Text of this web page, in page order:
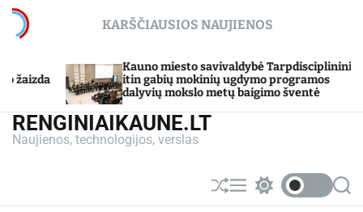
c
n
KARŠČIAUSIOS NAUJIENOS
Tarpdisciplininio
ugdymo programos
metų baigimo šventė
Sojų garbanų kepsnių
gamina
RENGINIAIKAUNE.LT
Naujienos, technologijos, verslas
S
h
M
e w
S
e